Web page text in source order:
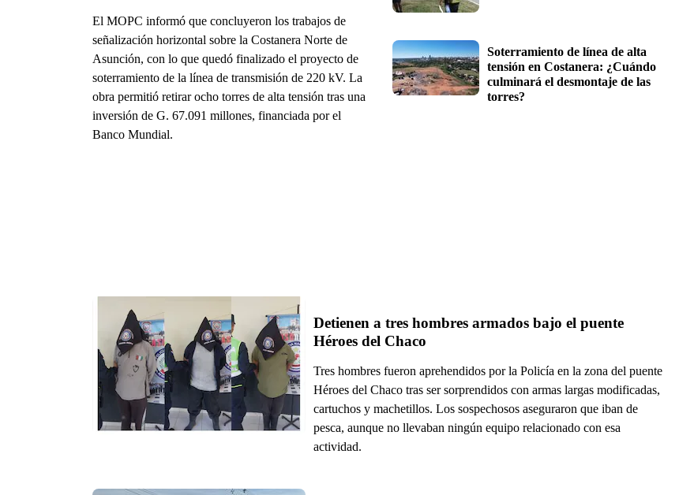
El MOPC informó que concluyeron los trabajos de
señalización horizontal sobre la Costanera Norte de
Asunción, con lo que quedó finalizado el proyecto de
soterramiento de la línea de transmisión de 220 kV. La
obra permitió retirar ocho torres de alta tensión tras una
inversión de G. 67.091 millones, financiada por el
Banco Mundial.
Soterramiento de línea de alta
tensión en Costanera: ¿Cuándo
culminará el desmontaje de las
torres?
Detienen a tres hombres armados bajo el puente
Héroes del Chaco
Tres hombres fueron aprehendidos por la Policía en la zona del puente
Héroes del Chaco tras ser sorprendidos con armas largas modificadas,
cartuchos y machetillos. Los sospechosos aseguraron que iban de
pesca, aunque no llevaban ningún equipo relacionado con esa
actividad.